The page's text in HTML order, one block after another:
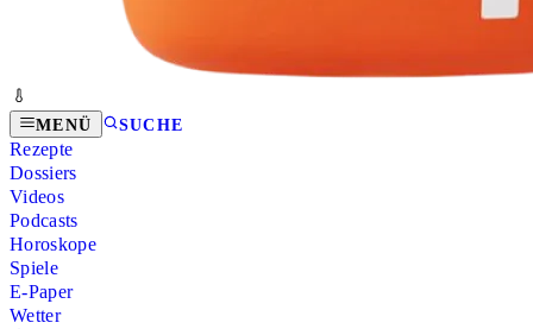
MENÜ SUCHE
Rezepte
Dossiers
Videos
Podcasts
Horoskope
Spiele
E-Paper
Wetter